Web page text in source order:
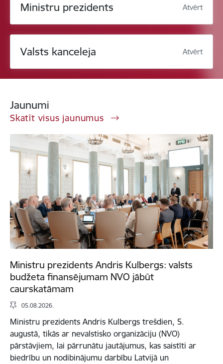
Ministru prezidents Atvērt
Valsts kanceleja Atvērt
Jaunumi
Skatīt visus jaunumus
Ministru prezidents Andris Kulbergs: valsts
budžeta finansējumam NVO jābūt
caurskatāmam
05.08.2026.
Ministru prezidents Andris Kulbergs trešdien, 5.
augustā, tikās ar nevalstisko organizāciju (NVO)
pārstāvjiem, lai pārrunātu jautājumus, kas saistīti ar
biedrību un nodibinājumu darbību Latvijā un